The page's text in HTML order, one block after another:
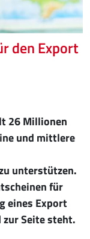
den Export
26 Millionen
und mittlere
unterstützen.
für
eines Export
zur Seite steht.